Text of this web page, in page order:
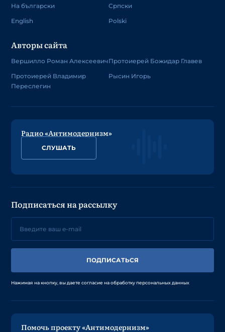
На български
English
Српски
Polski
Авторы сайта
Вершилло Роман Алексеевич
Протоиерей Владимир
Переслегин
Протоиерей Божидар Главев
Рысин Игорь
Радио «Антимодернизм»
СЛУШАТЬ
Подписаться на рассылку
ПОДПИСАТЬСЯ
Нажимая на кнопку, вы даете согласие на обработку персональных данных
Помочь проекту «Антимодернизм»